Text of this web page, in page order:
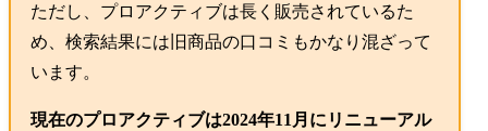
ただし、プロアクティブは長く販売されているた
め、検索結果には旧商品の口コミもかなり混ざって
います。
現在のプロアクティブは2024年11月にリニューアル